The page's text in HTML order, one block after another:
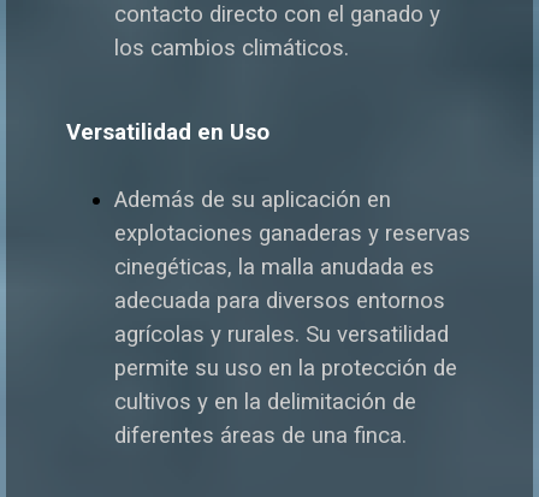
contacto directo con el ganado y
los cambios climáticos.
Versatilidad en Uso
Además de su aplicación en
explotaciones ganaderas y reservas
cinegéticas, la malla anudada es
adecuada para diversos entornos
agrícolas y rurales. Su versatilidad
permite su uso en la protección de
cultivos y en la delimitación de
diferentes áreas de una finca.